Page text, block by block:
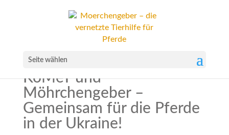
Seite wählen
KoMeT und
Möhrchengeber –
Gemeinsam für die Pferde
in der Ukraine!